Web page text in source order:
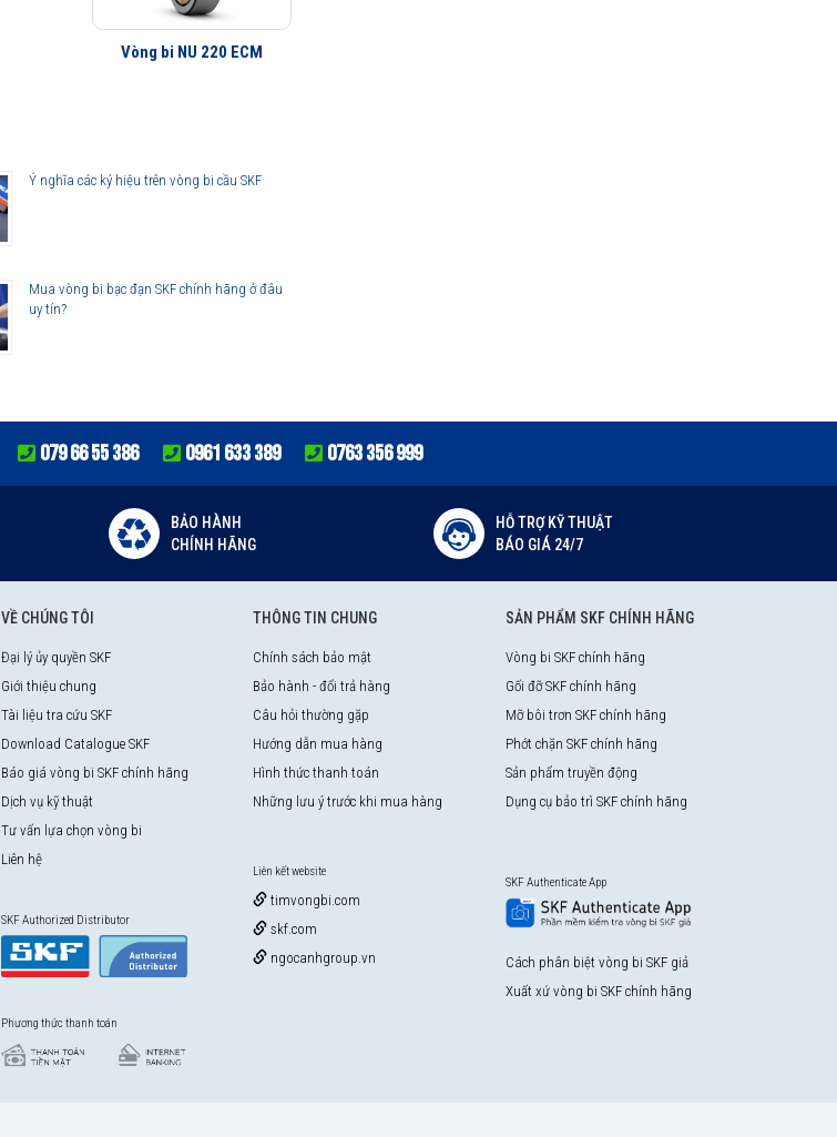
Vòng bi NU 220 ECM
Ý nghĩa các ký hiệu trên vòng bi cầu SKF
Mua vòng bi bạc đạn SKF chính hãng ở đâu
uy tín?
079 66 55 386 0961 633 389 0763 356 999
BẢO HÀNH
CHÍNH HÃNG
HỖ TRỢ KỸ THUẬT
BÁO GIÁ 24/7
VỀ CHÚNG TÔI
Đại lý ủy quyền SKF
Giới thiệu chung
Tài liệu tra cứu SKF
Download Catalogue SKF
Báo giá vòng bi SKF chính hãng
Dịch vụ kỹ thuật
Tư vấn lựa chọn vòng bi
Liên hệ
SKF Authorized Distributor
Phương thức thanh toán
THÔNG TIN CHUNG
Chính sách bảo mật
Bảo hành - đổi trả hàng
Câu hỏi thường gặp
Hướng dẫn mua hàng
Hình thức thanh toán
Những lưu ý trước khi mua hàng
Liên kết website
timvongbi.com
skf.com
ngocanhgroup.vn
SẢN PHẨM SKF CHÍNH HÃNG
Vòng bi SKF chính hãng
Gối đỡ SKF chính hãng
Mỡ bôi trơn SKF chính hãng
Phớt chặn SKF chính hãng
Sản phẩm truyền động
Dụng cụ bảo trì SKF chính hãng
SKF Authenticate App
Cách phân biệt vòng bi SKF giả
Xuất xứ vòng bi SKF chính hãng